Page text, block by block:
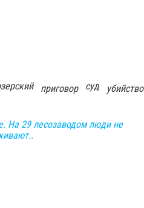
приговор суд убийство
На 29 лесозаводом люди не